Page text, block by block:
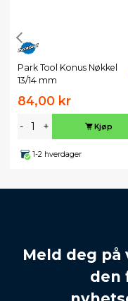
Park Tool Konus Nøkkel
13/14 mm
84,00 kr
- + Kjøp
1-2 hverdager
Meld deg
den